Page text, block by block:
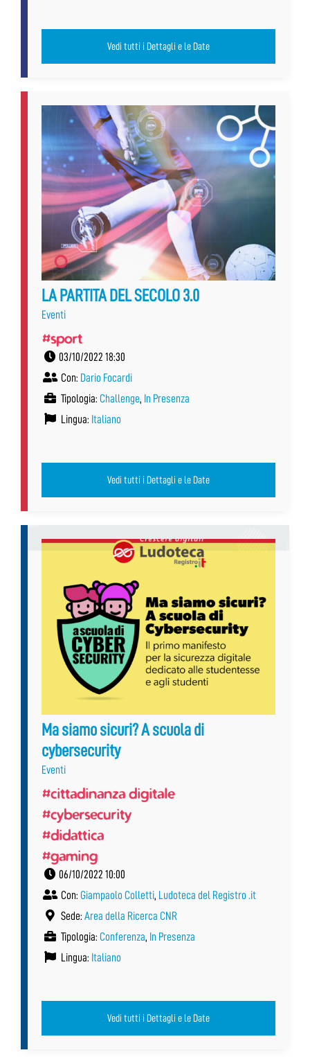
Vedi tutti i Dettagli e le Date
LA PARTITA DEL SECOLO 3.0
Eventi
#sport
03/10/2022 18:30
Con: Dario Focardi
Tipologia: Challenge, In Presenza
Lingua: Italiano
Vedi tutti i Dettagli e le Date
Ma siamo sicuri? A scuola di
cybersecurity
Eventi
#cittadinanza digitale
#cybersecurity
#didattica
#gaming
06/10/2022 10:00
Con: Giampaolo Colletti, Ludoteca del Registro .it
Sede: Area della Ricerca CNR
Tipologia: Conferenza, In Presenza
Lingua: Italiano
Vedi tutti i Dettagli e le Date